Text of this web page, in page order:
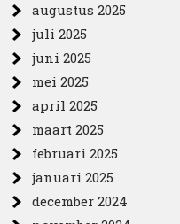
augustus 2025
juli 2025
juni 2025
mei 2025
april 2025
maart 2025
februari 2025
januari 2025
december 2024